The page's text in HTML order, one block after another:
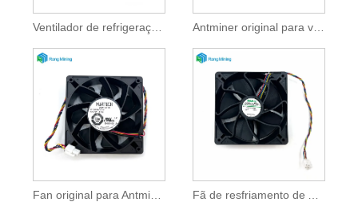
Ventilador de refrigeração do Antminer S21pro
Fan original para Antminer S19K Pro